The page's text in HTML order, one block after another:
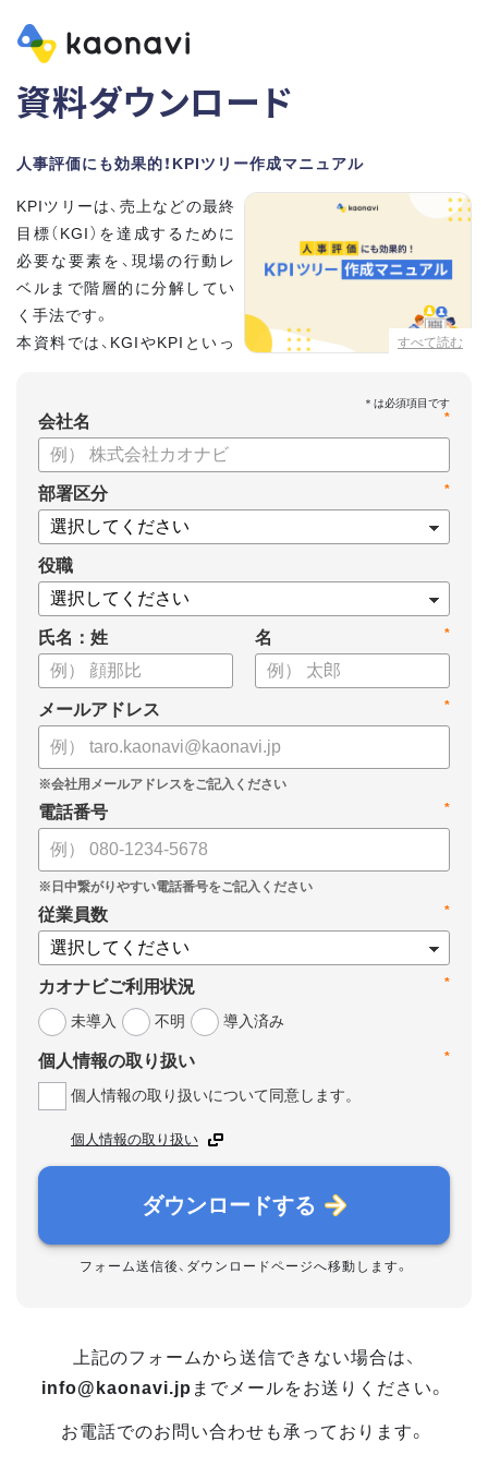
資料ダウンロード
人事評価にも効果的！KPIツリー作成マニュアル
すべて読む
KPIツリーは、売上などの最終
目標（KGI）を達成するために
必要な要素を、現場の行動レ
ベルまで階層的に分解してい
く手法です。
本資料では、KGIやKPIといっ
【資料の内容】
・KGI、KPIなどの用語をおさらい
・KPIツリーの作り方
・業種別のKPIツリー例
*
会社名
*
部署区分
役職
氏名：姓 *
名
*
メールアドレス
*
電話番号
*
従業員数
*
カオナビご利用状況
未導入
不明 導入済み
*
個人情報の取り扱い
個人情報の取り扱いについて同意します。
個人情報の取り扱い
ダウンロードする
フォーム送信後、ダウンロードページへ移動します。
上記のフォームから送信できない場合は、
info@kaonavi.jp までメールをお送りください。
お電話でのお問い合わせも承っております。